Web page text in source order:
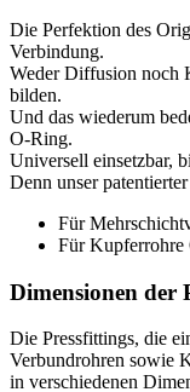
Die Perfektion des
Verbindung.
Weder Diffusion noch
bilden.
Und das wiederum
O-Ring.
Universell einsetzbar,
Denn unser
Für
Für
Dimensionen der
Die Pressfittings, die
Verbundrohren sowie
in verschiedenen